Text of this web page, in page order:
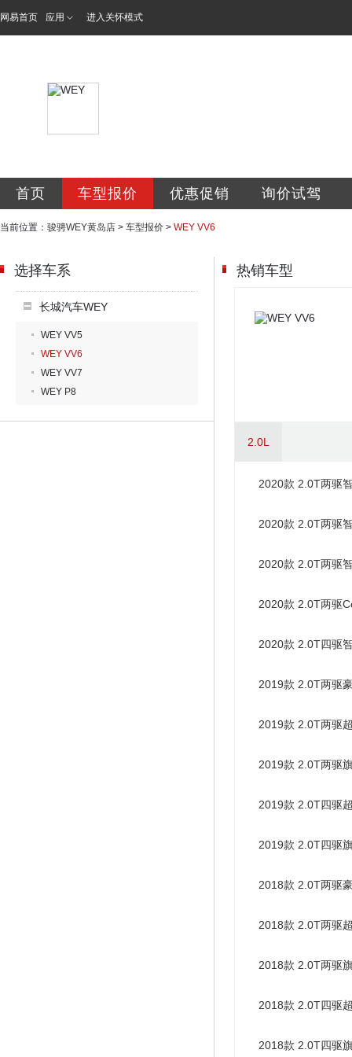
网易首页 应用 进入关怀模式
首页 车型报价 优惠促销 询价试驾
当前位置： 骏骋WEY黄岛店 > 车型报价 > WEY VV6
选择车系
长城汽车WEY
WEY VV5
WEY VV6
WEY VV7
WEY P8
热销车型
2.0L
2020款 2.0T两驱
2020款 2.0T两驱
2020款 2.0T两驱
2020款 2.0T两驱
2020款 2.0T四驱
2019款 2.0T两驱
2019款 2.0T两驱
2019款 2.0T两驱
2019款 2.0T四驱
2019款 2.0T四驱
2018款 2.0T两驱
2018款 2.0T两驱
2018款 2.0T两驱
2018款 2.0T四驱
2018款 2.0T四驱